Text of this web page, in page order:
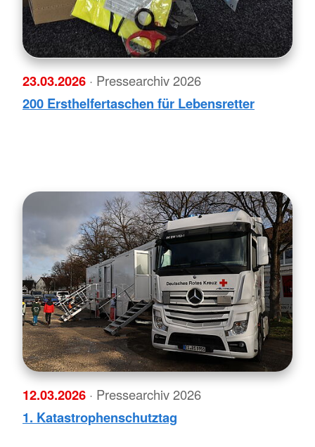
23.03.2026 · Pressearchiv 2026
200 Ersthelfertaschen für Lebensretter
12.03.2026 · Pressearchiv 2026
1. Katastrophenschutztag